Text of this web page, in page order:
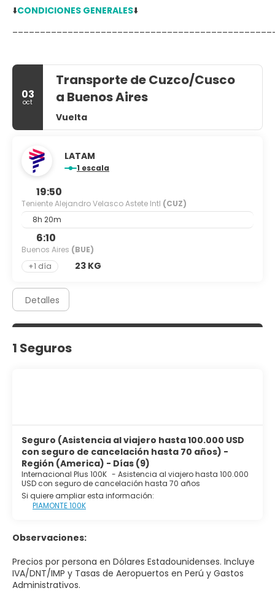
⬇️CONDICIONES GENERALES⬇️
03
oct
Transporte de Cuzco/Cusco
a Buenos Aires
Vuelta
LATAM
1 escala
19:50
Teniente Alejandro Velasco Astete Intl (CUZ)
8h 20m
6:10
Buenos Aires (BUE)
+1 día
23 KG
Detalles
1 Seguros
Seguro (Asistencia al viajero hasta 100.000 USD
con seguro de cancelación hasta 70 años) -
Región (America) - Días (9)
Internacional Plus 100K - Asistencia al viajero hasta 100.000
USD con seguro de cancelación hasta 70 años
Si quiere ampliar esta información:
PIAMONTE 100K
Observaciones:
Precios por persona en Dólares Estadounidenses. Incluye
IVA/DNT/IMP y Tasas de Aeropuertos en Perú y Gastos
Administrativos.